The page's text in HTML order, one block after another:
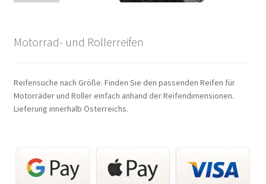
Motorrad- und Rollerreifen
Reifensuche nach Größe. Finden Sie den passenden Reifen für
Motorräder und Roller einfach anhand der Reifendimensionen.
Lieferung innerhalb Österreichs.